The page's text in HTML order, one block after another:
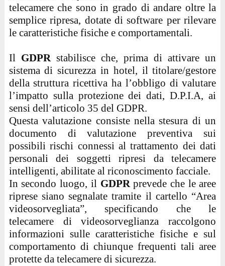
telecamere che sono in grado di andare oltre la
semplice ripresa, dotate di software per rilevare
le caratteristiche fisiche e comportamentali.
Il GDPRstabilisce che, prima di attivare un
sistema di sicurezza in hotel, il titolare/gestore
della struttura ricettiva ha l’obbligo di valutare
l’impatto sulla protezione dei dati, D.P.I.A, ai
sensi dell’articolo 35 del GDPR.
Questa valutazione consiste nella stesura di un
documento di valutazione preventiva sui
possibili rischi connessi al trattamento dei dati
personali dei soggetti ripresi da telecamere
intelligenti, abilitate al riconoscimento facciale.
In secondo luogo, il GDPRprevede che le aree
riprese siano segnalate tramite il cartello “Area
videosorvegliata”, specificando che le
telecamere di videosorveglianza raccolgono
informazioni sulle caratteristiche fisiche e sul
comportamento di chiunque frequenti tali aree
protette da telecamere di sicurezza.